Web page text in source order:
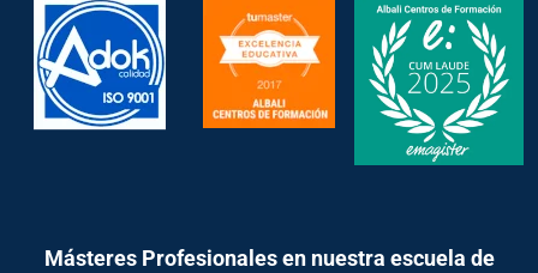
Másteres Profesionales en nuestra escuela de